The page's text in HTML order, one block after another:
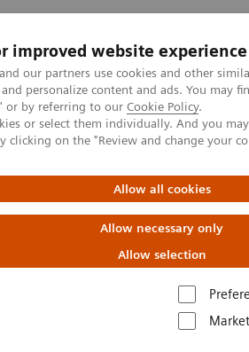
improved website experience
our partners use cookies and other
personalize content and ads. You may
or by referring to our Cookie Policy.
or select them individually. And you
clicking on the "Review and change your
Allow all cookies
Allow necessary only
Allow selection
Fachbereiche
Schweiz
Onsite Classrooms